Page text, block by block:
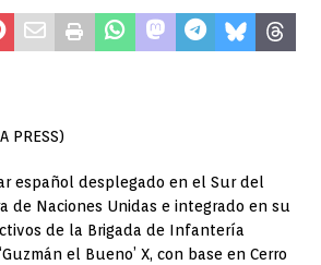
PRESS)
español desplegado en el Sur del
de Naciones Unidas e integrado en su
de la Brigada de Infantería
el Bueno’ X, con base en Cerro